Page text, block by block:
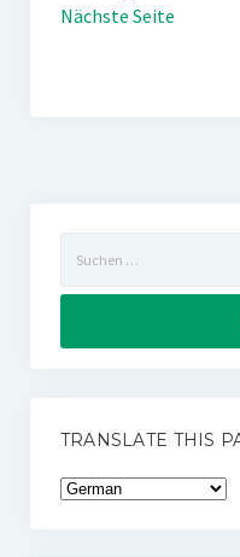
Nächste Seite
nach:
TRANSLATE THIS